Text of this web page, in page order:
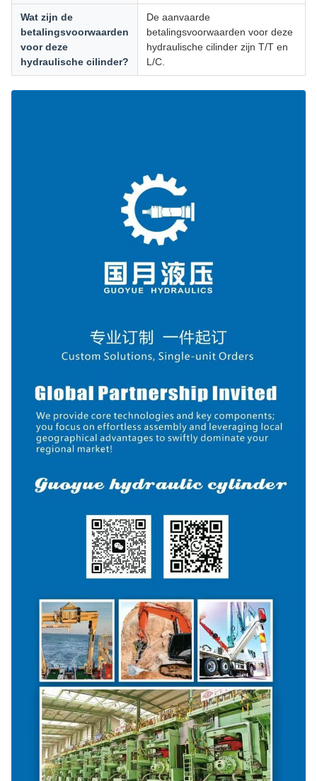
Wat zijn de
betalingsvoorwaarden
voor deze
hydraulische cilinder?
De aanvaarde
betalingsvoorwaarden voor deze
hydraulische cilinder zijn T/T en
L/C.